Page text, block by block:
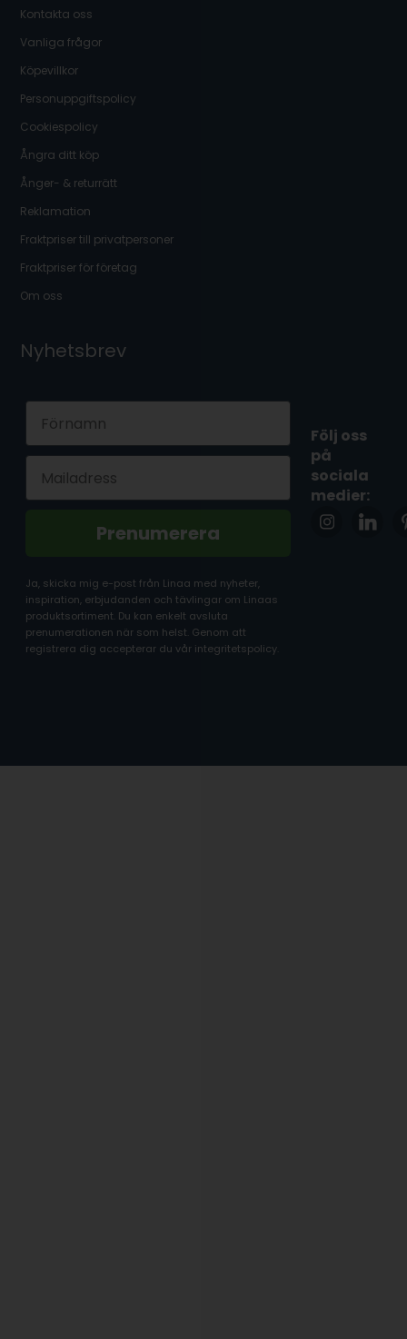
Kontakta oss
Vanliga frågor
Köpevillkor
Personuppgiftspolicy
Cookiespolicy
Ångra ditt köp
Ånger- & returrätt
Reklamation
Fraktpriser till privatpersoner
Fraktpriser för företag
Om oss
Nyhetsbrev
Prenumerera
Ja, skicka mig e-post från Linaa med nyheter,
inspiration, erbjudanden och tävlingar om Linaas
produktsortiment. Du kan enkelt avsluta
prenumerationen när som helst. Genom att
registrera dig accepterar du vår integritetspolicy.
Följ oss
på
sociala
medier: